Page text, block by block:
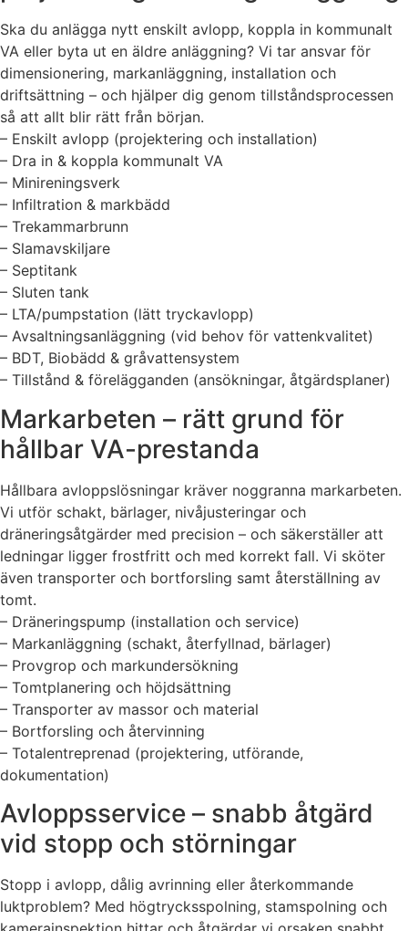
Ska du anlägga nytt enskilt avlopp, koppla in kommunalt
VA eller byta ut en äldre anläggning? Vi tar ansvar för
dimensionering, markanläggning, installation och
driftsättning – och hjälper dig genom tillståndsprocessen
så att allt blir rätt från början.
– Enskilt avlopp (projektering och installation)
– Dra in & koppla kommunalt VA
– Minireningsverk
– Infiltration & markbädd
– Trekammarbrunn
– Slamavskiljare
– Septitank
– Sluten tank
– LTA/pumpstation (lätt tryckavlopp)
– Avsaltningsanläggning (vid behov för vattenkvalitet)
– BDT, Biobädd & gråvattensystem
– Tillstånd & förelägganden (ansökningar, åtgärdsplaner)
Markarbeten – rätt grund för
hållbar VA-prestanda
Hållbara avloppslösningar kräver noggranna markarbeten.
Vi utför schakt, bärlager, nivåjusteringar och
dräneringsåtgärder med precision – och säkerställer att
ledningar ligger frostfritt och med korrekt fall. Vi sköter
även transporter och bortforsling samt återställning av
tomt.
– Dräneringspump (installation och service)
– Markanläggning (schakt, återfyllnad, bärlager)
– Provgrop och markundersökning
– Tomtplanering och höjdsättning
– Transporter av massor och material
– Bortforsling och återvinning
– Totalentreprenad (projektering, utförande,
dokumentation)
Avloppsservice – snabb åtgärd
vid stopp och störningar
Stopp i avlopp, dålig avrinning eller återkommande
luktproblem? Med högtrycksspolning, stamspolning och